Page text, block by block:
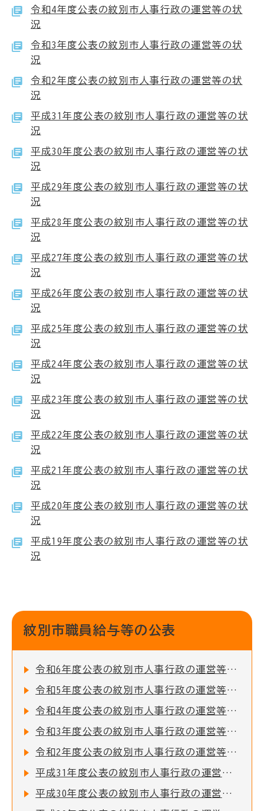
令和4年度公表の紋別市人事行政の運営等の状
況
令和3年度公表の紋別市人事行政の運営等の状
況
令和2年度公表の紋別市人事行政の運営等の状
況
平成31年度公表の紋別市人事行政の運営等の状
況
平成30年度公表の紋別市人事行政の運営等の状
況
平成29年度公表の紋別市人事行政の運営等の状
況
平成28年度公表の紋別市人事行政の運営等の状
況
平成27年度公表の紋別市人事行政の運営等の状
況
平成26年度公表の紋別市人事行政の運営等の状
況
平成25年度公表の紋別市人事行政の運営等の状
況
平成24年度公表の紋別市人事行政の運営等の状
況
平成23年度公表の紋別市人事行政の運営等の状
況
平成22年度公表の紋別市人事行政の運営等の状
況
平成21年度公表の紋別市人事行政の運営等の状
況
平成20年度公表の紋別市人事行政の運営等の状
況
平成19年度公表の紋別市人事行政の運営等の状
況
紋別市職員給与等の公表
令和6年度公表の紋別市人事行政の運営等の状況
令和5年度公表の紋別市人事行政の運営等の状況
令和4年度公表の紋別市人事行政の運営等の状況
令和3年度公表の紋別市人事行政の運営等の状況
令和2年度公表の紋別市人事行政の運営等の状況
平成31年度公表の紋別市人事行政の運営等の状況
平成30年度公表の紋別市人事行政の運営等の状況